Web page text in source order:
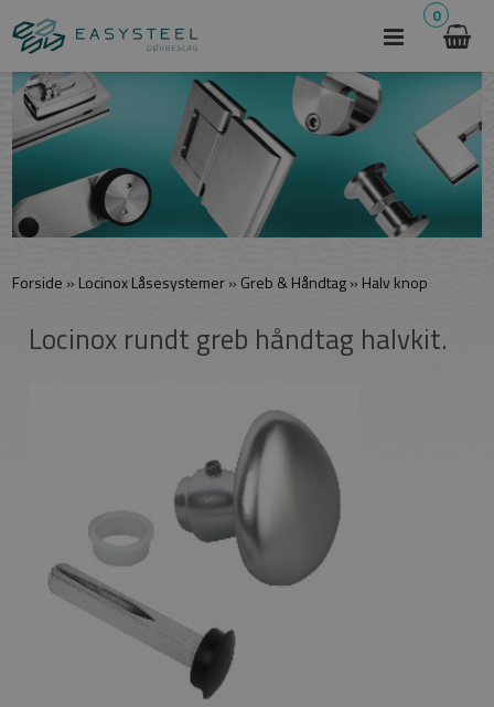
0
Forside » Locinox Låsesystemer» Greb & Håndtag» Halv knop
Locinox rundt greb håndtag halvkit.